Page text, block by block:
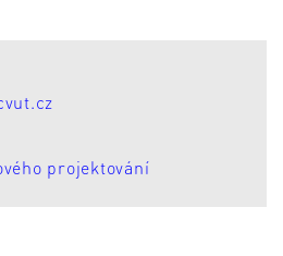
projektování